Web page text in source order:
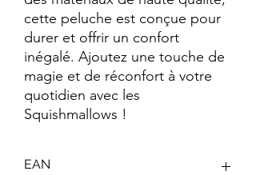
cette peluche est conçue pour
durer et offrir un confort
inégalé. Ajoutez une touche de
magie et de réconfort à votre
quotidien avec les
Squishmallows !
EAN